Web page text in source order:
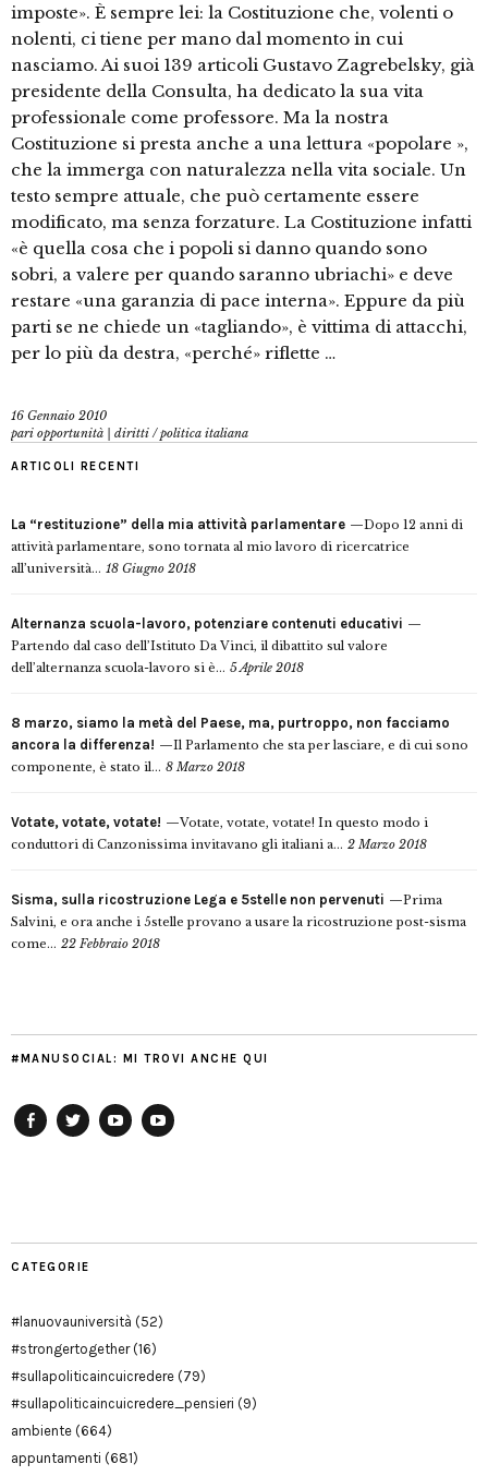
imposte». È sempre lei: la Costituzione che, volenti o
nolenti, ci tiene per mano dal momento in cui
nasciamo. Ai suoi 139 articoli Gustavo Zagrebelsky, già
presidente della Consulta, ha dedicato la sua vita
professionale come professore. Ma la nostra
Costituzione si presta anche a una lettura «popolare »,
che la immerga con naturalezza nella vita sociale. Un
testo sempre attuale, che può certamente essere
modificato, ma senza forzature. La Costituzione infatti
«è quella cosa che i popoli si danno quando sono
sobri, a valere per quando saranno ubriachi» e deve
restare «una garanzia di pace interna». Eppure da più
parti se ne chiede un «tagliando», è vittima di attacchi,
per lo più da destra, «perché» riflette …
16 Gennaio 2010
pari opportunità | diritti /politica italiana
ARTICOLI RECENTI
La “restituzione” della mia attività parlamentare
Dopo 12 anni di
attività parlamentare, sono tornata al mio lavoro di ricercatrice
all’università... 18 Giugno 2018
Alternanza scuola-lavoro, potenziare contenuti educativi
Partendo dal caso dell’Istituto Da Vinci, il dibattito sul valore
dell’alternanza scuola-lavoro si è... 5 Aprile 2018
8 marzo, siamo la metà del Paese, ma, purtroppo, non facciamo
ancora la differenza!
Il Parlamento che sta per lasciare, e di cui sono
componente, è stato il... 8 Marzo 2018
Votate, votate, votate!
Votate, votate, votate! In questo modo i
conduttori di Canzonissima invitavano gli italiani a... 2 Marzo 2018
Sisma, sulla ricostruzione Lega e 5stelle non pervenuti
Prima
Salvini, e ora anche i 5stelle provano a usare la ricostruzione post-sisma
come... 22 Febbraio 2018
#MANUSOCIAL: MI TROVI ANCHE QUI
CATEGORIE
#lanuovauniversità (52)
#strongertogether(16)
#sullapoliticaincuicredere (79)
#sullapoliticaincuicredere_pensieri (9)
ambiente (664)
appuntamenti (681)